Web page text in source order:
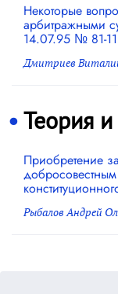
Некоторые
арбитражными
14.07.95 № 81-11
Дмитриев
Теория
Приобретение
Рыбалов Андрей